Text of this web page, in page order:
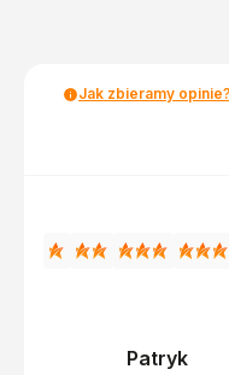
Jak zbieramy opinie?
Patryk